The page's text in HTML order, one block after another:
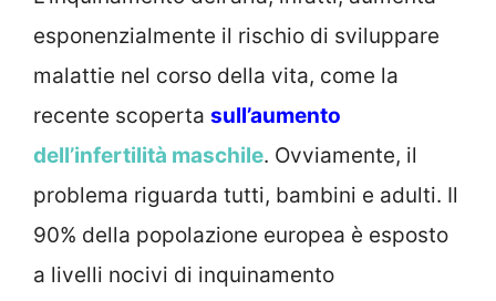
esponenzialmente il rischio di sviluppare
malattie nel corso della vita, come la
recente scoperta sull’aumento
dell’infertilità maschile. Ovviamente, il
problema riguarda tutti, bambini e adulti. Il
90% della popolazione europea è esposto
a livelli nocivi di inquinamento